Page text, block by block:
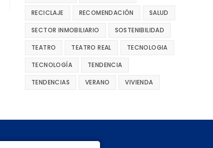
RECICLAJE RECOMENDACIÓN SALUD
SECTOR INMOBILIARIO SOSTENIBILIDAD
TEATRO TEATRO REAL TECNOLOGIA
TECNOLOGÍA TENDENCIA
TENDENCIAS VERANO VIVIENDA